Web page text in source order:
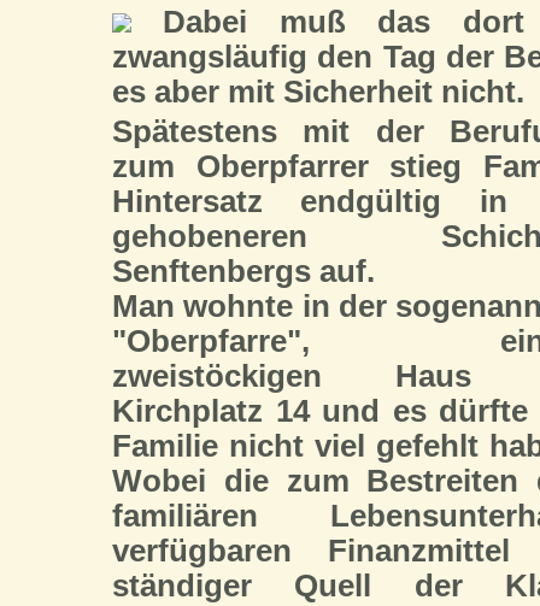
Dabei muß das dort
zwangsläufig den Tag der
es aber mit Sicherheit nicht.
Spätestens mit der
zum Oberpfarrer stieg
Hintersatz endgültig in
gehobeneren
Senftenbergs auf.
Man wohnte in der
"Oberpfarre",
zweistöckigen Haus
Kirchplatz 14 und es dürfte
Familie nicht viel gefehlt
Wobei die zum Bestreiten
familiären
verfügbaren Finanzmittel
ständiger Quell der